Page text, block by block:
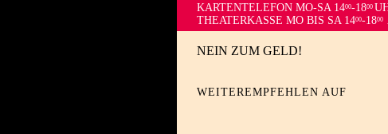
KARTENTELEFON MO-SA 1400-1800
THEATERKASSE MO BIS SA 1400-1800
NEIN ZUM GELD!
WEITEREMPFEHLEN AUF